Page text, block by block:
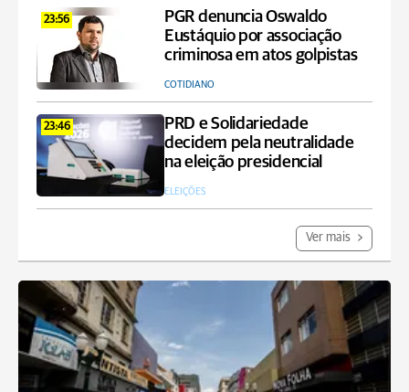
23:56
PGR denuncia Oswaldo
Eustáquio por associação
criminosa em atos golpistas
COTIDIANO
23:46
PRD e Solidariedade
decidem pela neutralidade
na eleição presidencial
ELEIÇÕES
Ver mais